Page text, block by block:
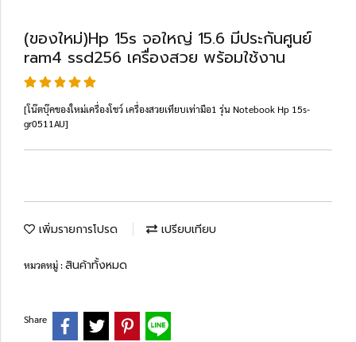
(ของใหม่)Hp 15s จอใหญ่ 15.6 มีประกันศูนย์
ram4 ssd256 เครื่องสวย พร้อมใช้งาน
[โน๊ตบุ๊คของใหม่เครื่องโชว์ เครื่องสวยเทียบเท่ามือ1 รุ่น Notebook Hp 15s-
gr0511AU]
เพิ่มรายการโปรด เปรียบเทียบ
หมวดหมู่ :สินค้าทั้งหมด
Share